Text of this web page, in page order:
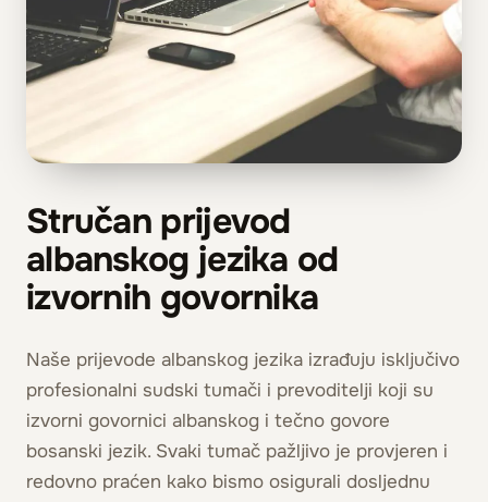
Stručan prijevod
albanskog jezika od
izvornih govornika
Naše prijevode albanskog jezika izrađuju isključivo
profesionalni sudski tumači i prevoditelji koji su
izvorni govornici albanskog i tečno govore
bosanski jezik. Svaki tumač pažljivo je provjeren i
redovno praćen kako bismo osigurali dosljednu